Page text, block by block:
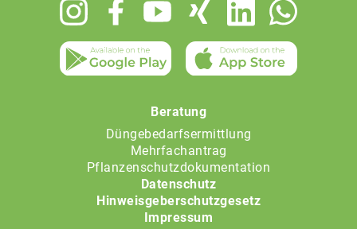
Beratung
Düngebedarfsermittlung
Mehrfachantrag
Pflanzenschutzdokumentation
Datenschutz
Hinweisgeberschutzgesetz
Impressum